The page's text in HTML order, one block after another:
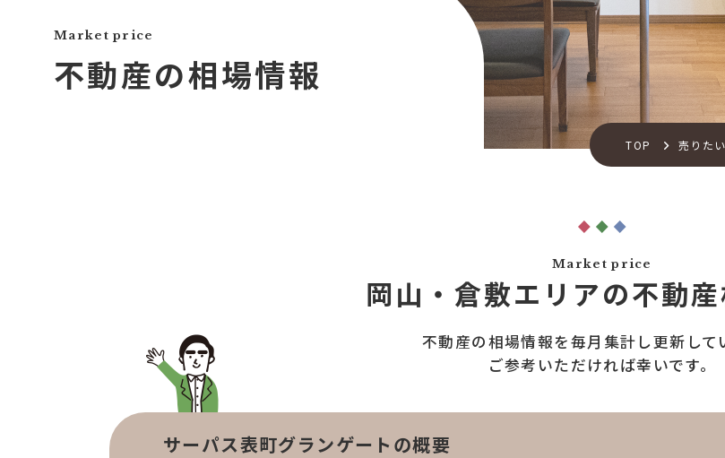
TOP 売りたい
Market price
不動産の相場情報
Market price
岡山・倉敷エリアの不動
不動産の相場情報を毎月集計し更新して
ご参考いただければ幸いです。
サーパス表町グランゲートの概要